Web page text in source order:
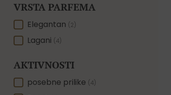
VRSTA PARFEMA
VRSTA PARFEMA
Elegantan (2)
Lagani (4)
AKTIVNOSTI
AKTIVNOSTI
posebne prilike (4)